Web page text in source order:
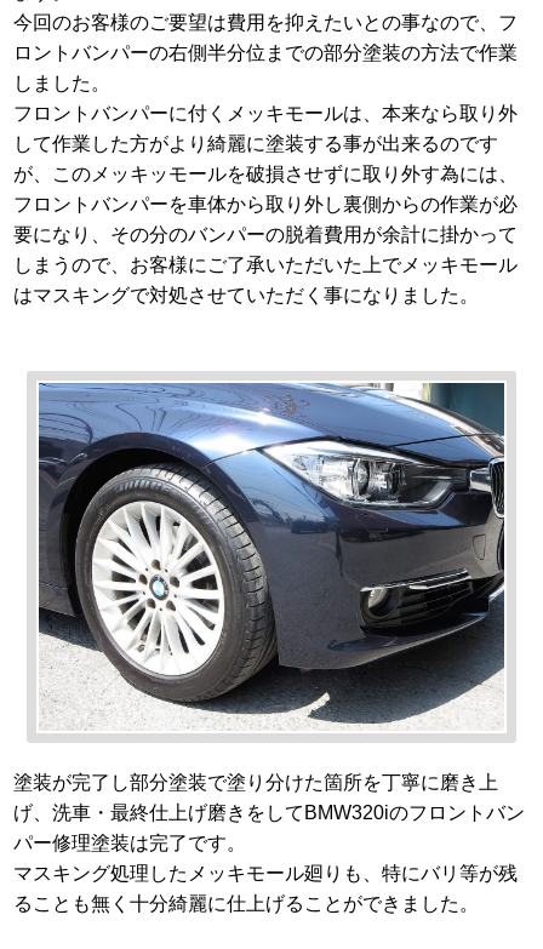
今回のお客様のご要望は費用を抑えたいとの事なので、フ
ロントバンパーの右側半分位までの部分塗装の方法で作業
しました。
フロントバンパーに付くメッキモールは、本来なら取り外
して作業した方がより綺麗に塗装する事が出来るのです
が、このメッキッモールを破損させずに取り外す為には、
フロントバンパーを車体から取り外し裏側からの作業が必
要になり、その分のバンパーの脱着費用が余計に掛かって
しまうので、お客様にご了承いただいた上でメッキモール
はマスキングで対処させていただく事になりました。
塗装が完了し部分塗装で塗り分けた箇所を丁寧に磨き上
げ、洗車・最終仕上げ磨きをしてBMW320iのフロントバン
パー修理塗装は完了です。
マスキング処理したメッキモール廻りも、特にバリ等が残
ることも無く十分綺麗に仕上げることができました。